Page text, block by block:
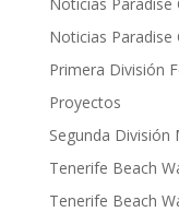
Noticias Paradise
Primera División
Proyectos
Segunda División
Tenerife Beach
Tenerife Beach